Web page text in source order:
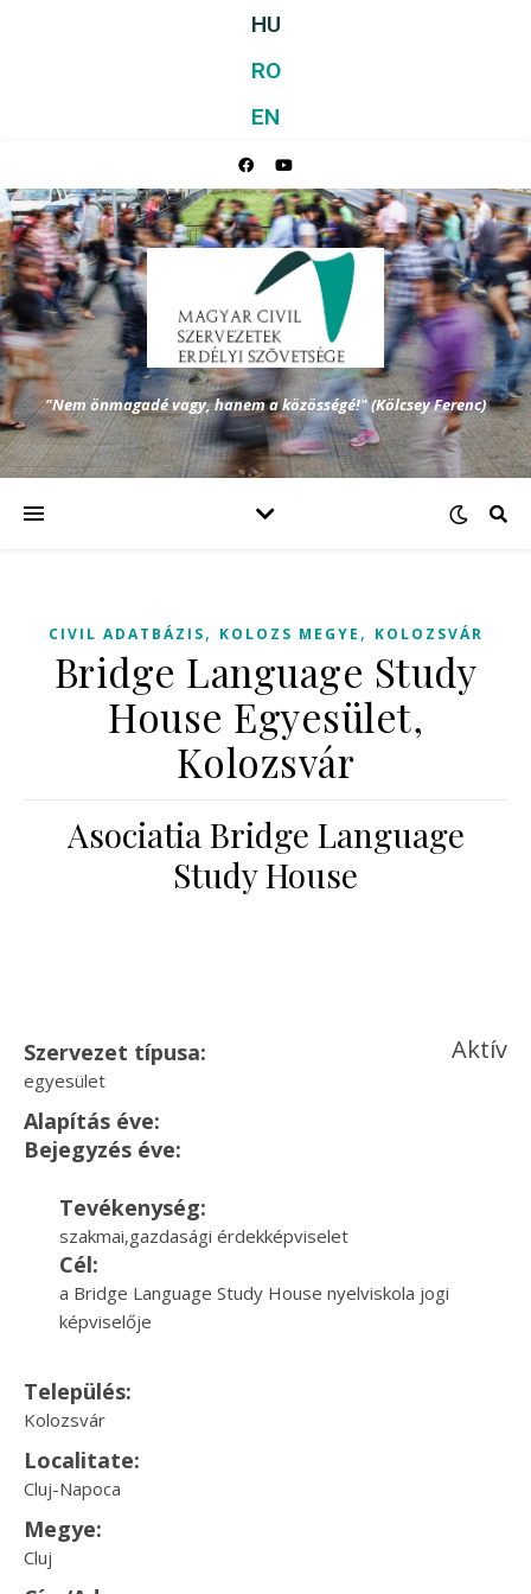
HU
RO
EN
"Nem önmagadé vagy, hanem a közösségé!" (Kölcsey Ferenc)
CIVIL ADATBÁZIS, KOLOZS MEGYE , KOLOZSVÁR
Bridge Language Study
House Egyesület,
Kolozsvár
Asociatia Bridge Language
Study House
Szervezet típusa:
egyesület
Aktív
Alapítás éve:
Bejegyzés éve:
Tevékenység:
szakmai,gazdasági érdekképviselet
Cél:
a Bridge Language Study House nyelviskola jogi
képviselője
Település:
Kolozsvár
Localitate:
Cluj-Napoca
Megye:
Cluj